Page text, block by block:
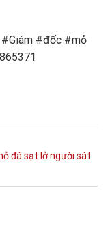
#đốc #mỏ
đá sạt lởngười sát